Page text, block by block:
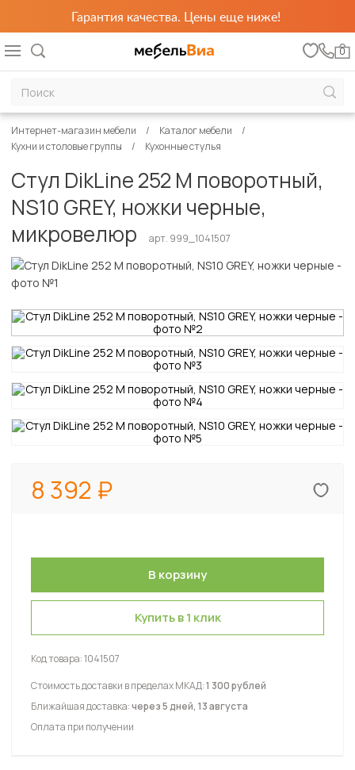
Гарантия качества. Цены еще ниже!
0
Интернет-магазин мебели
Каталог мебели
Кухни и столовые группы
Кухонные стулья
Стул DikLine 252 М поворотный,
NS10 GREY, ножки черные,
микровелюр
арт. 999_1041507
8 392
Купить в 1 клик
Код товара:1041507
Стоимость доставки в пределах МКАД:1 300 рублей
Ближайшая доставка:через 5 дней, 13 августа
Оплата при получении